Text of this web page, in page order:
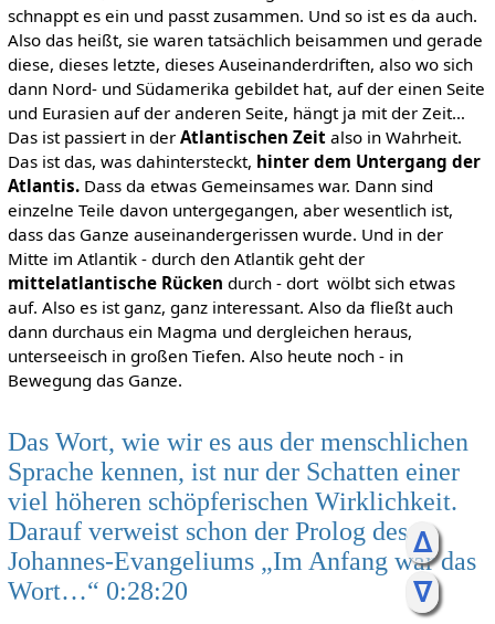
ᐃ
ᐁ
schnappt es ein und passt zusammen. Und so ist es da auch.
Also das heißt, sie waren tatsächlich beisammen und gerade
diese, dieses letzte, dieses Auseinanderdriften, also wo sich
dann Nord- und Südamerika gebildet hat, auf der einen Seite
und Eurasien auf der anderen Seite, hängt ja mit der Zeit…
Das ist passiert in der Atlantischen Zeitalso in Wahrheit.
Das ist das, was dahintersteckt, hinter dem Untergang der
Atlantis.Dass da etwas Gemeinsames war. Dann sind
einzelne Teile davon untergegangen, aber wesentlich ist,
dass das Ganze auseinandergerissen wurde. Und in der
Mitte im Atlantik - durch den Atlantik geht der
mittelatlantische Rücken durch - dort wölbt sich etwas
auf. Also es ist ganz, ganz interessant. Also da fließt auch
dann durchaus ein Magma und dergleichen heraus,
unterseeisch in großen Tiefen. Also heute noch - in
Bewegung das Ganze.
Das Wort, wie wir es aus der menschlichen
Sprache kennen, ist nur der Schatten einer
viel höheren schöpferischen Wirklichkeit.
Darauf verweist schon der Prolog des
Johannes-Evangeliums „Im Anfang war das
Wort…“ 0:28:20